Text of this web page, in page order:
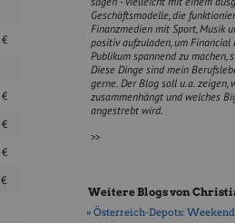
€
€
€
€
€
Geschäftsmodelle, die
Finanzmedien mit Sport, Musik
positiv aufzuladen, um
Publikum spannend zu machen,
Diese Dinge sind mein
gerne. Der Blog soll u.a. zeigen,
zusammenhängt und welches
angestrebt wird.
>>
Weitere Blogs von
» Österreich-Depots: